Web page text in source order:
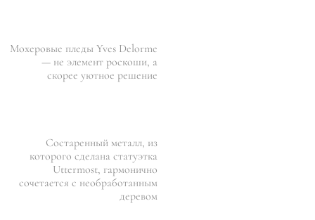
Мохеровые пледы Yves Delorme
— не элемент роскоши, а
скорее уютное решение
Состаренный металл, из
которого сделана статуэтка
Uttermost, гармонично
сочетается с необработанным
деревом